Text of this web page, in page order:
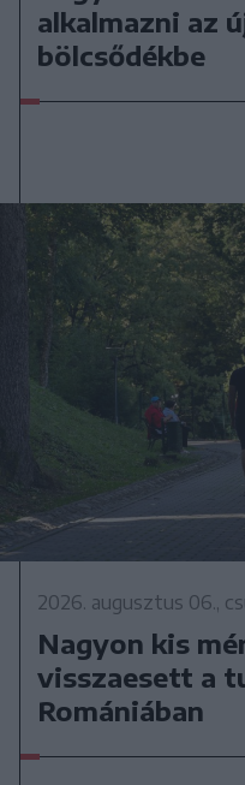
alkalmazni az
bölcsődékbe
2026. augusztus 06.,
Nagyon kis
visszaesett a
Romániában